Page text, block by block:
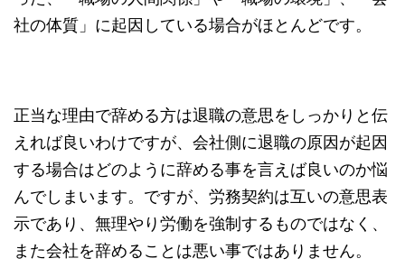
社の体質」に起因している場合がほとんどです。
正当な理由で辞める方は退職の意思をしっかりと伝
えれば良いわけですが、会社側に退職の原因が起因
する場合はどのように辞める事を言えば良いのか悩
んでしまいます。ですが、労務契約は互いの意思表
示であり、無理やり労働を強制するものではなく、
また会社を辞めることは悪い事ではありません。